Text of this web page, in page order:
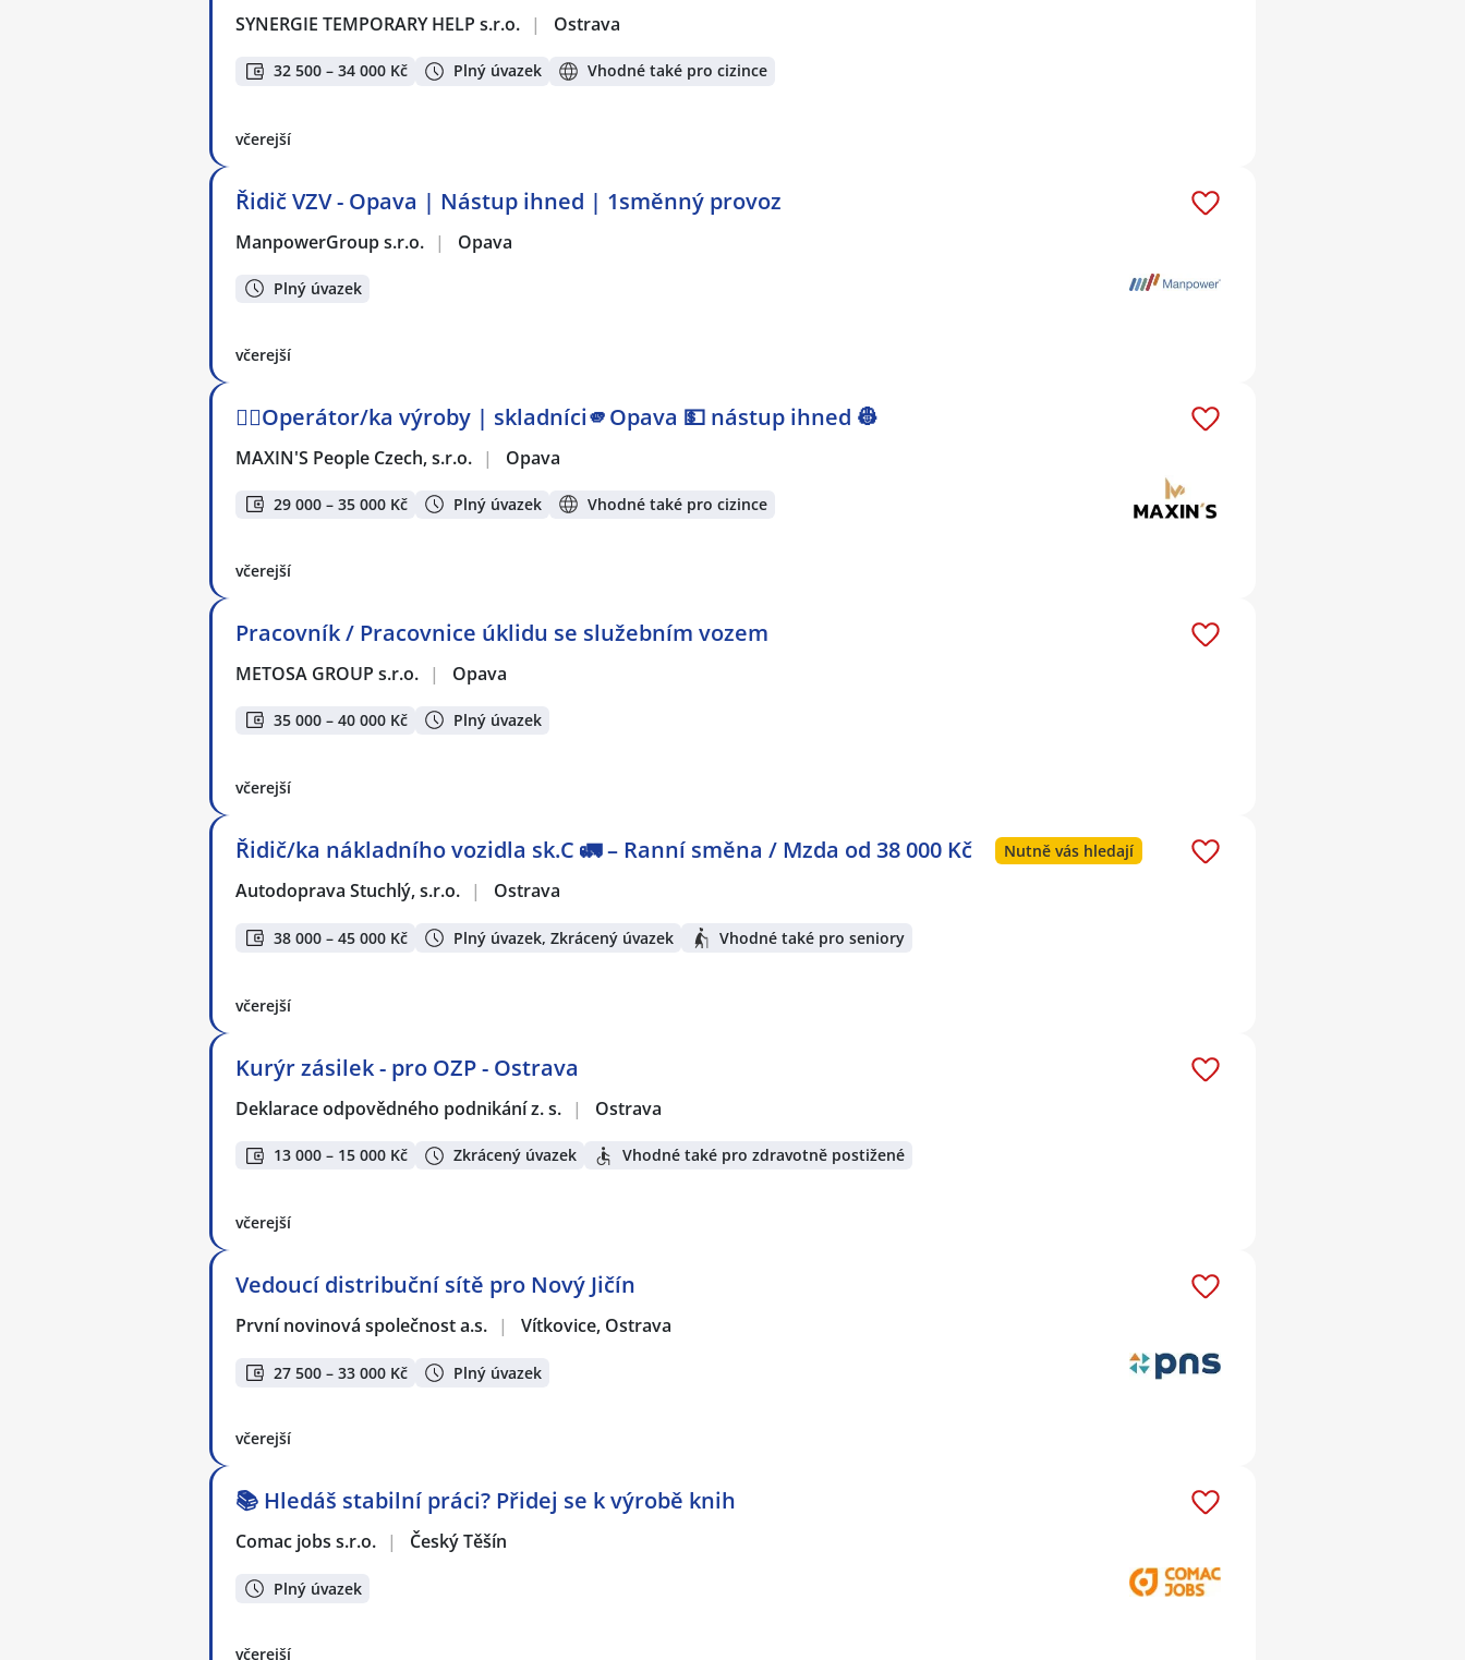
SYNERGIE TEMPORARY HELP s.r.o. | Ostrava
32 500 – 34 000 Kč Plný úvazek Vhodné také pro cizince
včerejší
Řidič VZV - Opava | Nástup ihned | 1směnný provoz
ManpowerGroup s.r.o. | Opava
Plný úvazek
včerejší
👷‍♂️Operátor/ka výroby | skladníci🫵Opava 💵 nástup ihned 👷
MAXIN'S People Czech, s.r.o. | Opava
29 000 – 35 000 Kč Plný úvazek Vhodné také pro cizince
včerejší
Pracovník / Pracovnice úklidu se služebním vozem
METOSA GROUP s.r.o. | Opava
35 000 – 40 000 Kč Plný úvazek
včerejší
Řidič/ka nákladního vozidla sk.C 🚛 – Ranní směna / Mzda od 38 000 Kč Nutně vás hledají
Autodoprava Stuchlý, s.r.o. | Ostrava
38 000 – 45 000 Kč Plný úvazek, Zkrácený úvazek Vhodné také pro seniory
včerejší
Kurýr zásilek - pro OZP - Ostrava
Deklarace odpovědného podnikání z. s. | Ostrava
13 000 – 15 000 Kč Zkrácený úvazek Vhodné také pro zdravotně postižené
včerejší
Vedoucí distribuční sítě pro Nový Jičín
První novinová společnost a.s. | Vítkovice, Ostrava
27 500 – 33 000 Kč Plný úvazek
včerejší
📚 Hledáš stabilní práci? Přidej se k výrobě knih
Comac jobs s.r.o. | Český Těšín
Plný úvazek
včerejší